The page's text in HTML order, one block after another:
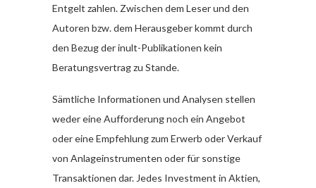
Entgelt zahlen. Zwischen dem Leser und den
Autoren bzw. dem Herausgeber kommt durch
den Bezug der inult-Publikationen kein
Beratungsvertrag zu Stande.
Sämtliche Informationen und Analysen stellen
weder eine Aufforderung noch ein Angebot
oder eine Empfehlung zum Erwerb oder Verkauf
von Anlageinstrumenten oder für sonstige
Transaktionen dar. Jedes Investment in Aktien,